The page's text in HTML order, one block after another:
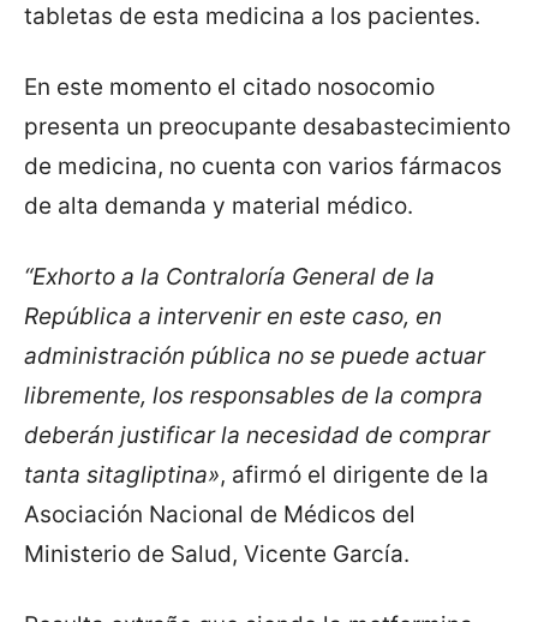
tabletas de esta medicina a los pacientes.
En este momento el citado nosocomio
presenta un preocupante desabastecimiento
de medicina, no cuenta con varios fármacos
de alta demanda y material médico.
“Exhorto a la Contraloría General de la
República a intervenir en este caso, en
administración pública no se puede actuar
libremente, los responsables de la compra
deberán justificar la necesidad de comprar
tanta sitagliptina», afirmó el dirigente de la
Asociación Nacional de Médicos del
Ministerio de Salud, Vicente García.